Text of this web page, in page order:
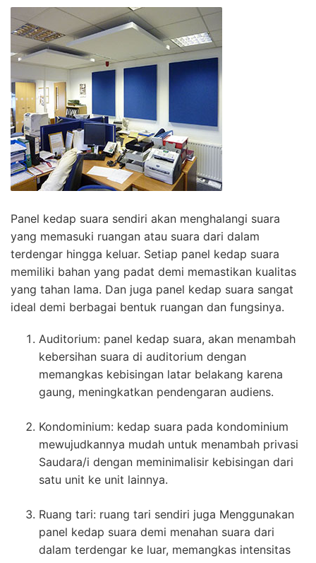
Panel kedap suara sendiri akan menghalangi suara
yang memasuki ruangan atau suara dari dalam
terdengar hingga keluar. Setiap panel kedap suara
memiliki bahan yang padat demi memastikan kualitas
yang tahan lama. Dan juga panel kedap suara sangat
ideal demi berbagai bentuk ruangan dan fungsinya.
Auditorium: panel kedap suara, akan menambah
kebersihan suara di auditorium dengan
memangkas kebisingan latar belakang karena
gaung, meningkatkan pendengaran audiens.
Kondominium: kedap suara pada kondominium
mewujudkannya mudah untuk menambah privasi
Saudara/i dengan meminimalisir kebisingan dari
satu unit ke unit lainnya.
Ruang tari: ruang tari sendiri juga Menggunakan
panel kedap suara demi menahan suara dari
dalam terdengar ke luar, memangkas intensitas